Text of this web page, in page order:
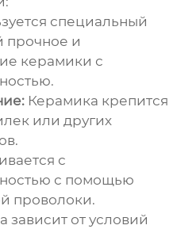
специальный
прочное и
керамики с
Керамика крепится
или других
с
с помощью
проволоки.
от условий